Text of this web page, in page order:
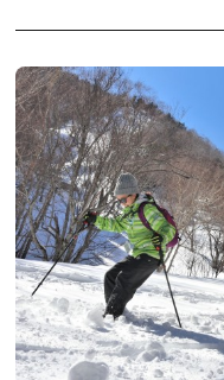
最新のデジタル技術を活用
され、奥日光の自然をつく
子を迫力ある大画面でご覧
を取り入れたジオラマ展示
地の始まりとなった「英国
わりを描いた映像などもお
また、ガイドツアーや、
ル、低公害バスの運行、英
光をより楽しめる様々なコ